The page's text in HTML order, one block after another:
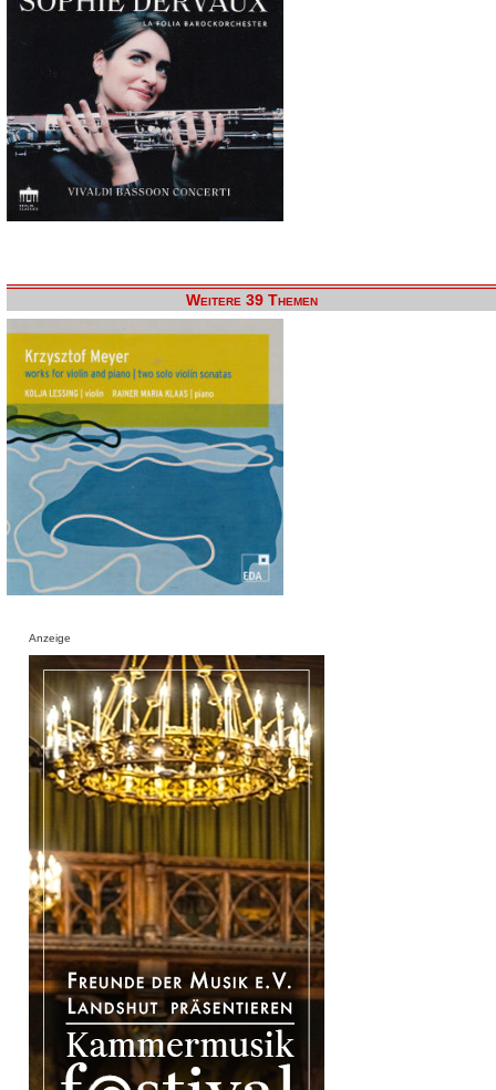
Weitere 39 Themen
Anzeige